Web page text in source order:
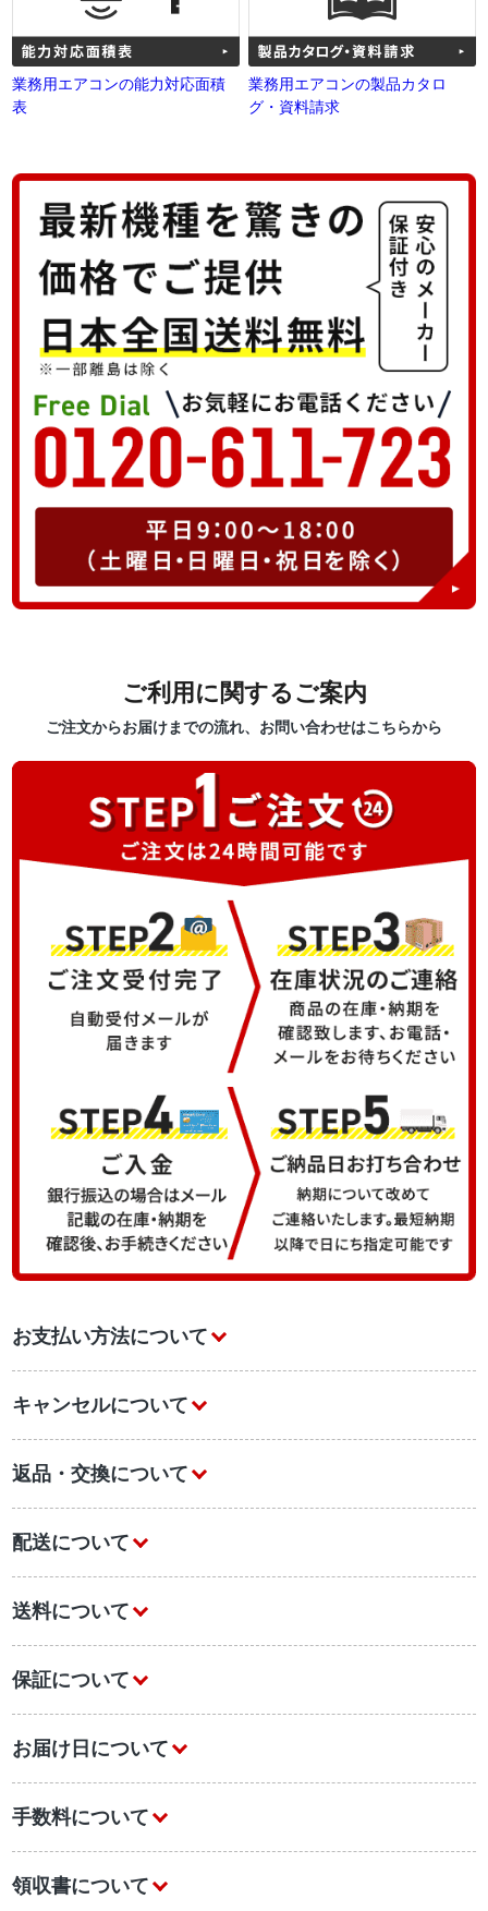
業務用エアコンの能力対応面積
表
業務用エアコンの製品カタロ
グ・資料請求
ご利用に関するご案内
ご注文からお届けまでの流れ、お問い合わせはこちらから
お支払い方法について
キャンセルについて
返品・交換について
配送について
送料について
保証について
お届け日について
手数料について
領収書について